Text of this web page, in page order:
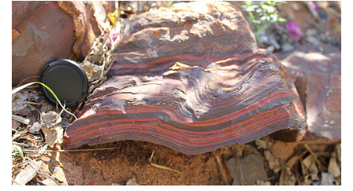
Wie
sich
vor
2,5
Milliarden
Jahren
Sauerstoff
in
der
Erdatmosphäre